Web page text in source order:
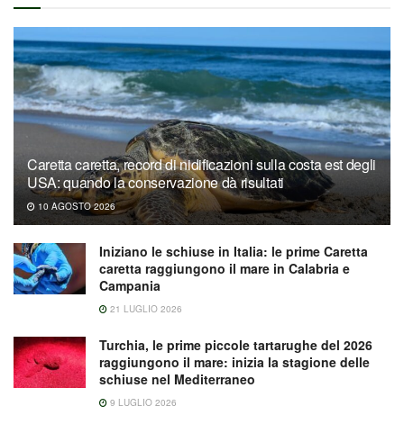
Caretta caretta, record di nidificazioni sulla costa est degli
USA: quando la conservazione dà risultati
10 AGOSTO 2026
Iniziano le schiuse in Italia: le prime Caretta
caretta raggiungono il mare in Calabria e
Campania
21 LUGLIO 2026
Turchia, le prime piccole tartarughe del 2026
raggiungono il mare: inizia la stagione delle
schiuse nel Mediterraneo
9 LUGLIO 2026